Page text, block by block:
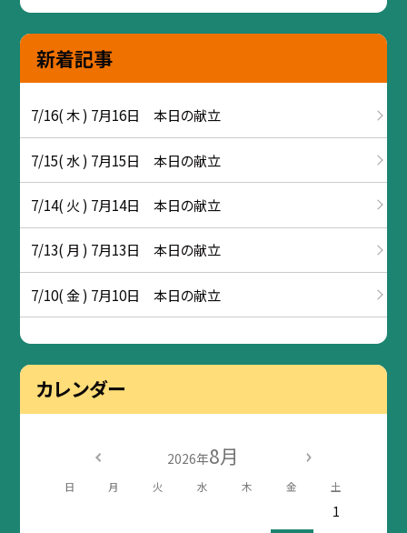
新着記事
7/16( 木 ) 7月16日 本日の献立
7/15( 水 ) 7月15日 本日の献立
7/14( 火 ) 7月14日 本日の献立
7/13( 月 ) 7月13日 本日の献立
7/10( 金 ) 7月10日 本日の献立
カレンダー
2026年8月
日 月 火 水 木 金 土
1